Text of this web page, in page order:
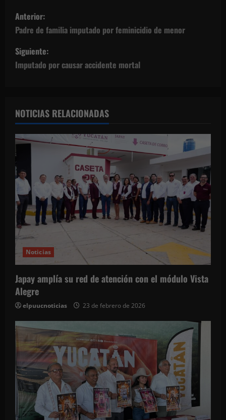
N
a
v
e
a
c
i
ó
n
d
e
e
n
t
r
a
d
a
s
Anterior:
Padre de familia imputado por feminicidio de menor
Siguiente:
Imputado por causar accidente mortal
NOTICIAS RELACIONADAS
Noticias
Japay amplía su red de atención con el módulo Vista
Alegre
elpuucnoticias 23 de febrero de 2026